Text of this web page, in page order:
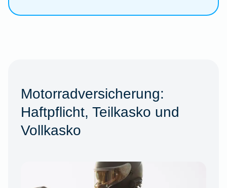
Motorradversicherung:
Haftpflicht, Teilkasko und
Vollkasko